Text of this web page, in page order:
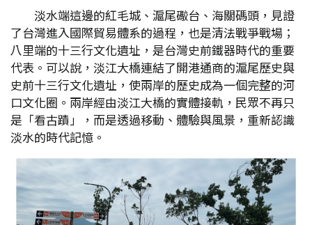
淡水端這邊的紅毛城、滬尾礮台、海關碼頭，見證
了台灣進入國際貿易體系的過程，也是清法戰爭戰場；
八里端的十三行文化遺址，是台灣史前鐵器時代的重要
代表。可以說，淡江大橋連結了開港通商的滬尾歷史與
史前十三行文化遺址，使兩岸的歷史成為一個完整的河
口文化圈。兩岸經由淡江大橋的實體接軌，民眾不再只
是「看古蹟」，而是透過移動、體驗與風景，重新認識
淡水的時代記憶。